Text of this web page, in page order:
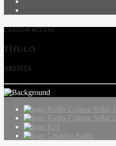
CANCIÓN ACTUAL
TÍTULO
ARTISTA
Radio Cultura Señal 1
Radio Cultura Señal 2
RFI
Creativa Radio